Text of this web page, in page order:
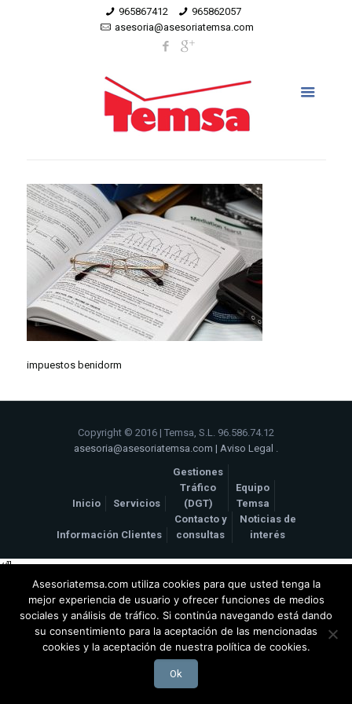
965867412
965862057
asesoria@asesoriatemsa.com
impuestos benidorm
Copyright © 2016 | Temsa, S.L. 96.586.74.12
asesoria@asesoriatemsa.com | Aviso Legal .
Inicio Servicios
Gestiones
Tráfico
(DGT)
Equipo
Temsa
Información Clientes
Contacto y
consultas
Noticias de
interés
//]]>
Asesoriatemsa.com utiliza cookies para que usted tenga la
mejor experiencia de usuario y ofrecer funciones de medios
sociales y análisis de tráfico. Si continúa navegando está dando
su consentimiento para la aceptación de las mencionadas
cookies y la aceptación de nuestra política de cookies.
Ok